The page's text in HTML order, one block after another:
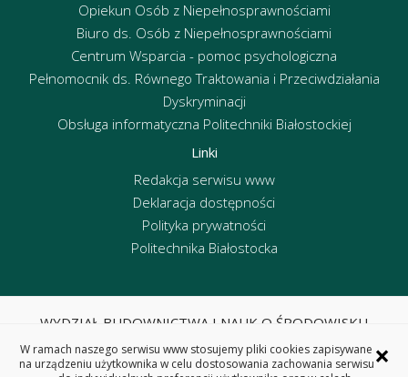
Opiekun Osób z Niepełnosprawnościami
Biuro ds. Osób z Niepełnosprawnościami
Centrum Wsparcia - pomoc psychologiczna
Pełnomocnik ds. Równego Traktowania i Przeciwdziałania
Dyskryminacji
Obsługa informatyczna Politechniki Białostockiej
Linki
Redakcja serwisu www
Deklaracja dostępności
Polityka prywatności
Politechnika Białostocka
WYDZIAŁ BUDOWNICTWA I NAUK O ŚRODOWISKU
ul. Wiejska 45E, 15-351 Białystok
×
W ramach naszego serwisu www stosujemy pliki cookies zapisywane
na urządzeniu użytkownika w celu dostosowania zachowania serwisu